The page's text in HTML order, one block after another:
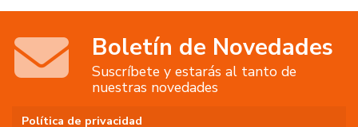
Boletín de Novedades
Suscríbete y estarás al tanto de
nuestras novedades
Política de privacidad